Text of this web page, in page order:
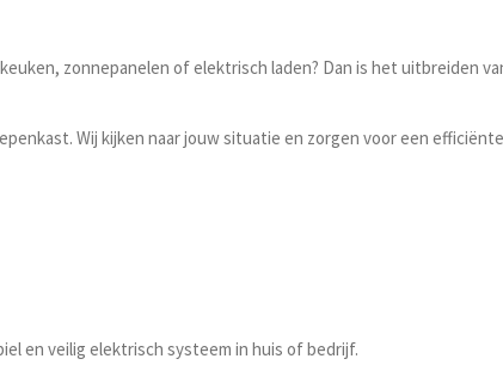
zonnepanelen of elektrisch laden? Dan is het uitbreiden
Wij kijken naar jouw situatie en zorgen voor een
en veilig elektrisch systeem in huis of bedrijf.